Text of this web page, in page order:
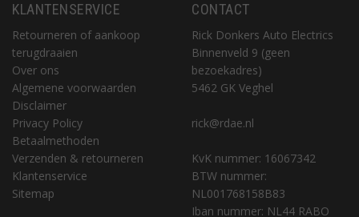
KLANTENSERVICE
Retourneren of aankoop
terugdraaien
Over ons
Algemene voorwaarden
Disclaimer
Privacy Policy
Betaalmethoden
Verzenden & retourneren
Klantenservice
Sitemap
CONTACT
Rick Donkers Auto Electrics
Binnenveld 9 (geen
bezoekadres)
5462 GK Veghel
rick@rdae.nl
KvK nummer: 16067342
BTW nummer:
NL001768158B83
Iban nummer: NL44 RABO